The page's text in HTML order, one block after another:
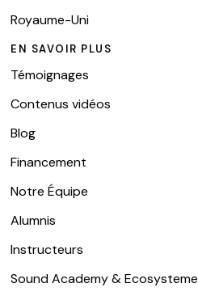
Royaume-Uni
EN SAVOIR PLUS
Témoignages
Contenus vidéos
Blog
Financement
Notre Équipe
Alumnis
Instructeurs
Sound Academy & Ecosysteme